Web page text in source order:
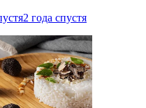
2 года спустя